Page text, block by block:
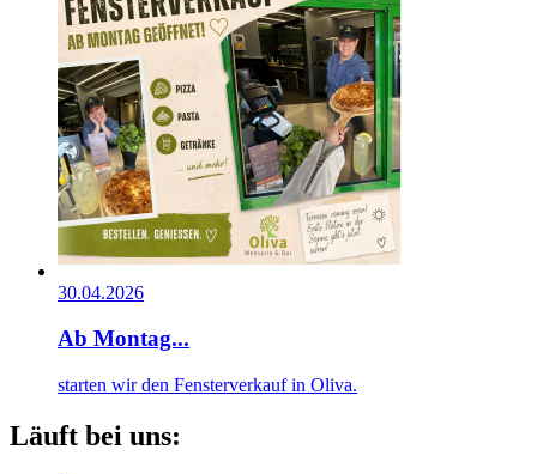
30.04.2026
Ab Montag...
starten wir den Fensterverkauf in Oliva.
Läuft bei uns: